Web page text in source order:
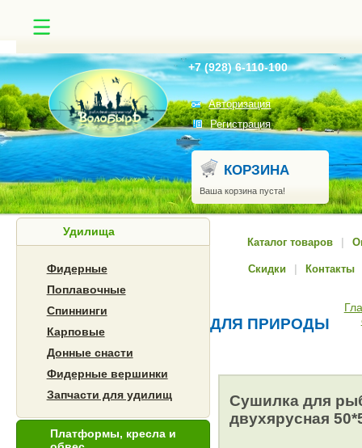
Авторизация
Регистрация
+7 (928) 6-110-100
КОРЗИНА
Ваша корзина пуста!
Удилища
Фидерные
Поплавочные
Спиннинги
Карповые
Донные снасти
Фидерные вершинки
Запчасти для удилищ
Платформы, кресла и
Каталог товаров
Скидки Контакты
ДЛЯ ПРИРОДЫ
Сушилка для
двухярусная